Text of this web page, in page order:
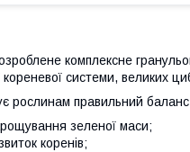
комплексне
системи, великих
рослинам правильний
зеленої маси;
коренів;